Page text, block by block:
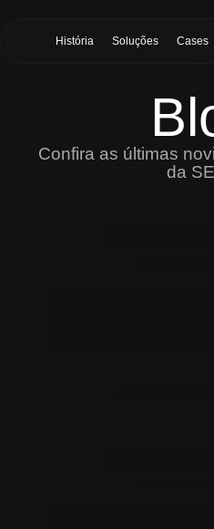
História Soluções Cases
Confira as últimas
da